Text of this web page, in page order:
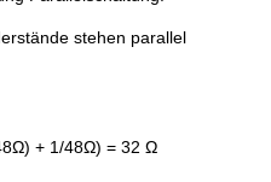
stehen parallel
+ 1/48Ω) = 32 Ω